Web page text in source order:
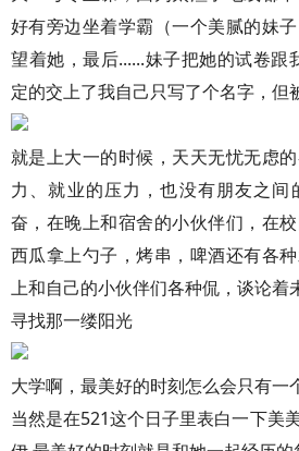
好有旁边坐着学霸（一个美腻的妹
望着她，最后......妹子把她的试卷跟
定的交上了我自己只写了个名字，但
就是上大一的时候，天天无忧无虑
力、就业的压力，也没有朋友之间
奋，在晚上和宿舍的小伙伴们，在
西瓜拿上勺子，烤串，啤酒还有各
上和自己的小伙伴们各种侃，谈论着
寻找那一缕阳光
大学啊，最美好的时刻怎么会只有一
当然是在521这个日子里表白一下美